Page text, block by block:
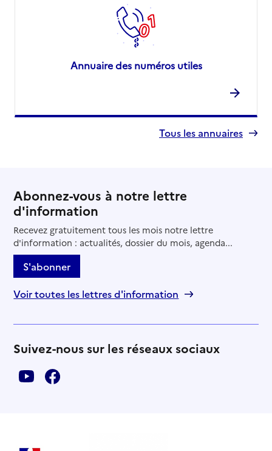
Annuaire des numéros utiles
Tous les annuaires
Abonnez-vous à notre lettre
d'information
Recevez gratuitement tous les mois notre lettre
d'information : actualités, dossier du mois, agenda...
S'abonner
Voir toutes les lettres d'information
Suivez-nous sur les réseaux sociaux